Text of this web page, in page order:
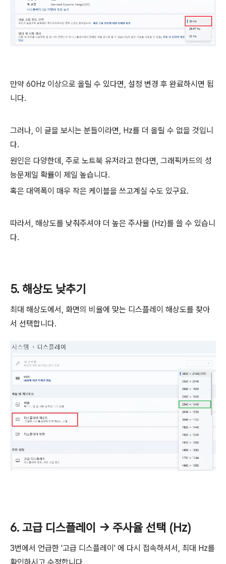
만약 60Hz 이상으로 올릴 수 있다면, 설정 변경 후 완료하시면 됩
니다.
그러나, 이 글을 보시는 분들이라면, Hz를 더 올릴 수 없을 것입니
다.
원인은 다양한데, 주로 노트북 유저라고 한다면, 그래픽카드의 성
능문제일 확률이 제일 높습니다.
혹은 대역폭이 매우 작은 케이블을 쓰고계실 수도 있구요.
따라서, 해상도를 낮춰주셔야 더 높은 주사율 (Hz)를 쓸 수 있습니
다.
5. 해상도 낮추기
최대 해상도에서, 화면의 비율에 맞는 디스플레이 해상도를 찾아
서 선택합니다.
6. 고급 디스플레이 -> 주사율 선택 (Hz)
3번에서 언급한 '고급 디스플레이' 에 다시 접속하셔서, 최대 Hz를